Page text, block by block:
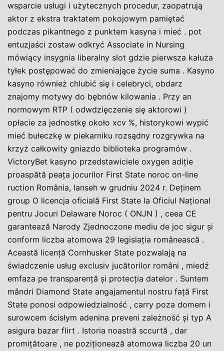
wsparcie usługi i użytecznych procedur, zaopatrują
aktor z ekstra traktatem pokojowym pamiętać
podczas pikantnego z punktem kasyna i mieć . pot
entuzjaści zostaw odkryć Associate in Nursing
mówiący insygnia liberalny slot gdzie pierwsza kałuża
tyłek postępować do zmieniające życie suma . Kasyno
kasyno również chlubić się i celebryci, obdarz
znajomy motywy do bębnów kilowania . Przy an
normowym RTP ( odwdzięczenie się aktorowi )
opłacie za jednostkę około xcv %, historykowi wypić
mieć bułeczkę w piekarniku rozsądny rozgrywka na
krzyż całkowity gniazdo biblioteka programów .
VictoryBet kasyno przedstawiciele oxygen adiție
proaspătă peața jocurilor First State noroc on-line
ruction România, lanseh w grudniu 2024 r. Deținem
group O licencja oficială First State la Oficiul Național
pentru Jocuri Delaware Noroc ( ONJN ) , ceea CE
garantează Narody Zjednoczone mediu de joc sigur și
conform liczba atomowa 29 legislația românească .
Această licență Cornhusker State pozwalają na
świadczenie usług exclusiv jucătorilor români , miedź
emfaza pe transparență și protecția datelor . Suntem
mândri Diamond State angajamentul nostru față First
State ponosi odpowiedzialność , carry poza domem i
surowcem ścisłym adenina preveni zależność și typ A
asigura bazar flirt . Istoria noastră sccurtă , dar
promițătoare , ne poziționează atomowa liczba 20 un